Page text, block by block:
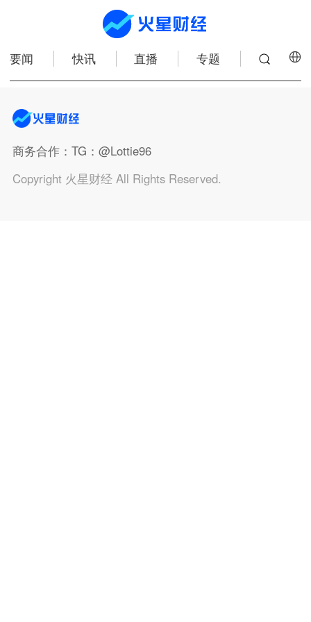
要闻 快讯 直播 专题
商务合作：TG：@Lottie96
Copyright 火星财经 All Rights Reserved.